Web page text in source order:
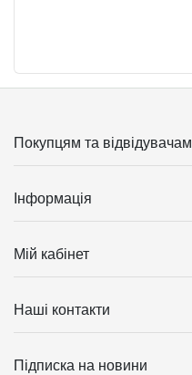
Покупцям та відвідувачам
Інформація
Мій кабінет
Наші контакти
Підписка на новини